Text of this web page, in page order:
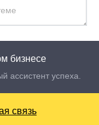
бизнесе
ассистент успеха.
связь